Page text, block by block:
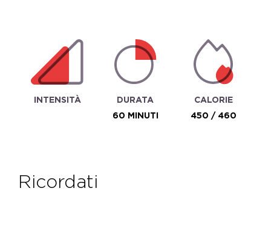
INTENSITÀ
DURATA
60 MINUTI
CALORIE
450 / 460
ricordati